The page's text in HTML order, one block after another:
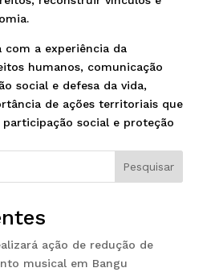
com a experiência da
humanos, comunicação
social e defesa da vida,
de ações territoriais que
social e proteção
Pesquisar
ação de redução de
musical em Bangu